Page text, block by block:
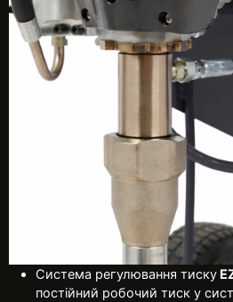
Система регулювання тиску
постійний робочий тиск у